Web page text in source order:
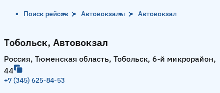
Поиск рейсов Автовокзалы Автовокзал
Тобольск, Автовокзал
Россия, Тюменская область, Тобольск, 6-й микрорайон,
44
+7 (345) 625-84-53